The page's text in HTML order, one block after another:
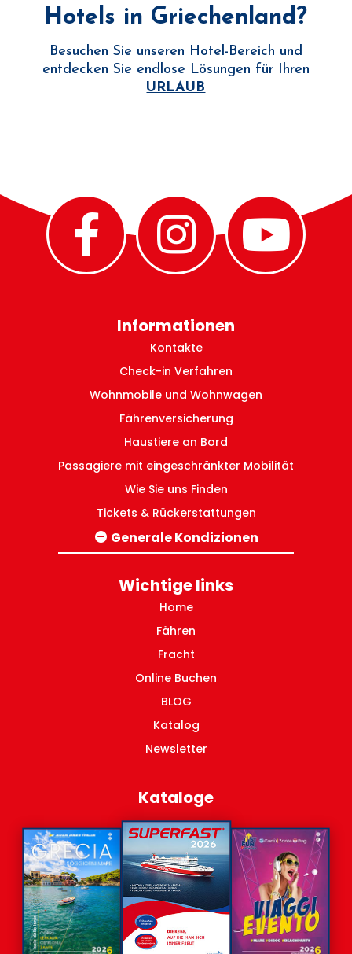
Hotels in Griechenland?
Besuchen Sie unseren Hotel-Bereich und
entdecken Sie endlose Lösungen für Ihren
URLAUB
Informationen
Kontakte
Check-in Verfahren
Wohnmobile und Wohnwagen
Fährenversicherung
Haustiere an Bord
Passagiere mit eingeschränkter Mobilität
Wie Sie uns Finden
Tickets & Rückerstattungen
Generale Kondizionen
Innergriechische Inlandsverbindungen
Wichtige links
Home
Fähren
Fracht
Online Buchen
BLOG
Katalog
Newsletter
Kataloge